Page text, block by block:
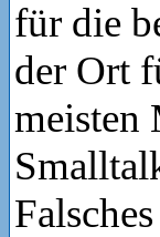
für die
der Ort
meisten